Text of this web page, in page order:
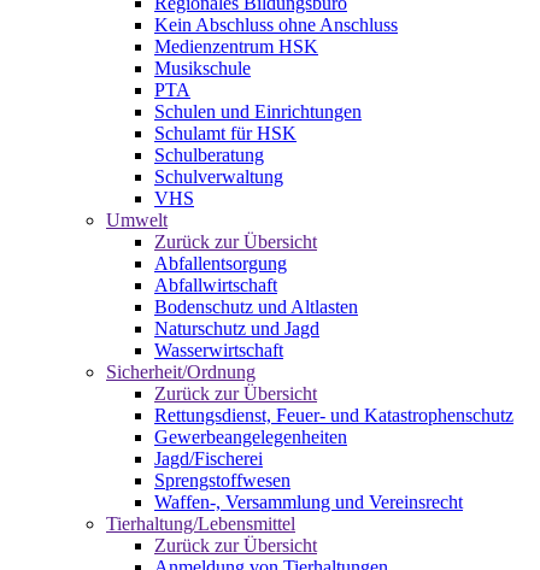
Kein Abschluss ohne Anschluss
Medienzentrum HSK
Musikschule
PTA
Schulen und Einrichtungen
Schulamt für HSK
Schulberatung
Schulverwaltung
VHS
Umwelt
Zurück zur Übersicht
Abfallentsorgung
Abfallwirtschaft
Bodenschutz und Altlasten
Naturschutz und Jagd
Wasserwirtschaft
Sicherheit/Ordnung
Zurück zur Übersicht
Rettungsdienst, Feuer- und Katastrophenschutz
Gewerbeangelegenheiten
Jagd/Fischerei
Sprengstoffwesen
Waffen-, Versammlung und Vereinsrecht
Tierhaltung/Lebensmittel
Zurück zur Übersicht